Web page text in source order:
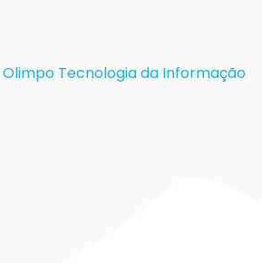
Olimpo Tecnologia da Informação